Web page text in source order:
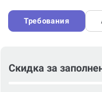
Требования
Скидка за